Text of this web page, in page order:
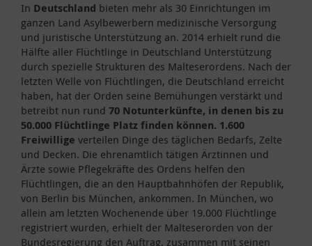
In Deutschland bieten mehr als 30 Einrichtungen im
ganzen Land Asylbewerbern medizinische Versorgung
und juristische Unterstützung an. 2014 erhielt rund die
Hälfte aller Flüchtlinge in Deutschland Unterstützung
durch spezielle Strukturen des Malteserordens. Nach der
letzten Welle von Flüchtlingen, die Deutschland erreicht
haben, hat der Orden seine Bemühungen verstärkt und
betreibt nun rund 70 Notunterkünfte, in denen bis zu
50.000 Flüchtlinge Platz finden können. 1.600
Freiwillige verteilen Dinge des täglichen Bedarfs, Zelte
und Decken. Die ehrenamtlich tätigen Ärztinnen und
Ärzte sowie Pflegekräfte des Ordens helfen den
Flüchtlingen, die an den Hauptbahnhöfen der Republik,
von Berlin bis München, ankommen. In München, wo
allein am letzten Wochenende über 19.000 Flüchtlinge
registriert wurden, erhielt der Malteserorden von der
Bundesregierung den Auftrag, zusammen mit seinen